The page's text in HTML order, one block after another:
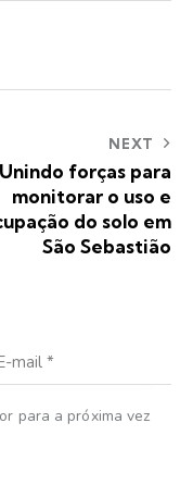
NEXT
Unindo forças para
monitorar o uso e
do solo em
São Sebastião
para a próxima vez